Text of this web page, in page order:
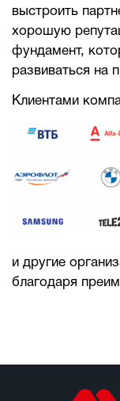
выстроить
хорошую
фундамент,
развиваться на
Клиентами
и другие
благодаря